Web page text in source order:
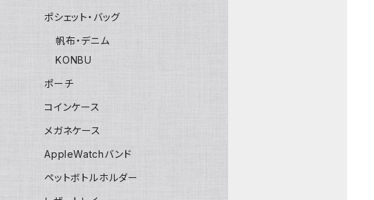
ポシェット・バッグ
帆布・デニム
KONBU
ポーチ
コインケース
メガネケース
AppleWatchバンド
ペットボトルホルダー